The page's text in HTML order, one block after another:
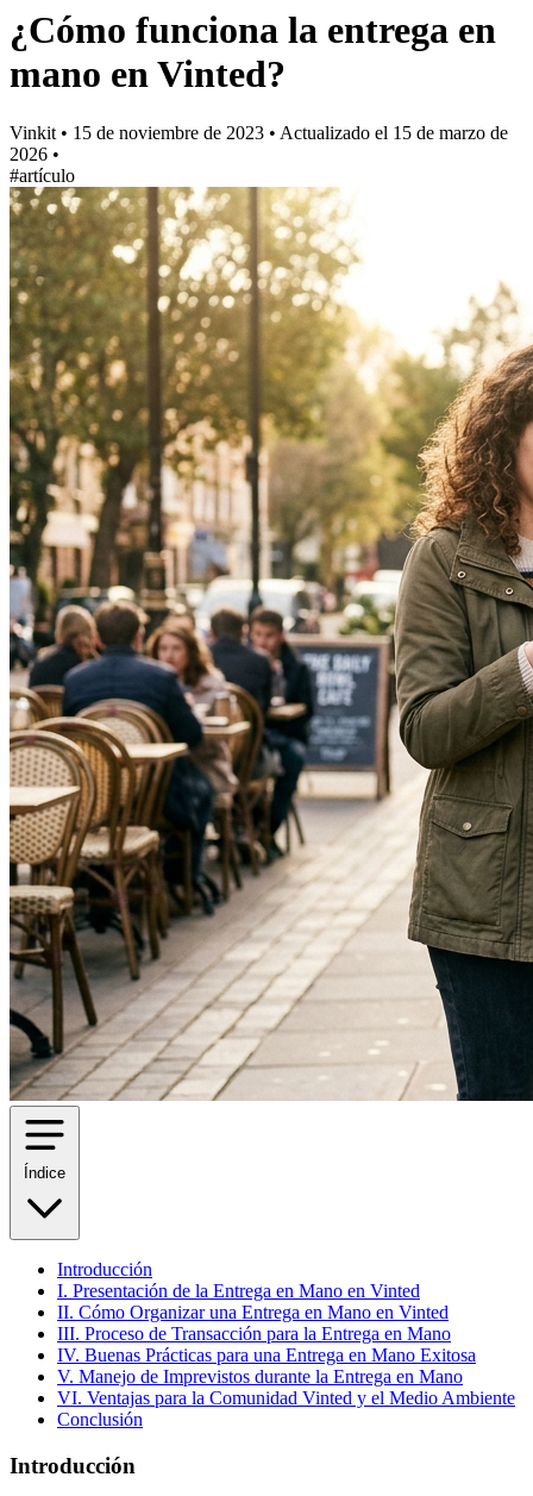
¿Cómo funciona la entrega en
mano en Vinted?
Vinkit • 15 de noviembre de 2023 • Actualizado el 15 de marzo de
2026 •
#artículo
Índice
Introducción
I. Presentación de la Entrega en Mano en Vinted
II. Cómo Organizar una Entrega en Mano en Vinted
III. Proceso de Transacción para la Entrega en Mano
IV. Buenas Prácticas para una Entrega en Mano Exitosa
V. Manejo de Imprevistos durante la Entrega en Mano
VI. Ventajas para la Comunidad Vinted y el Medio Ambiente
Conclusión
Introducción